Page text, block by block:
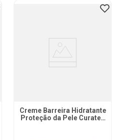
Creme Barreira Hidratante
Proteção da Pele Curatec